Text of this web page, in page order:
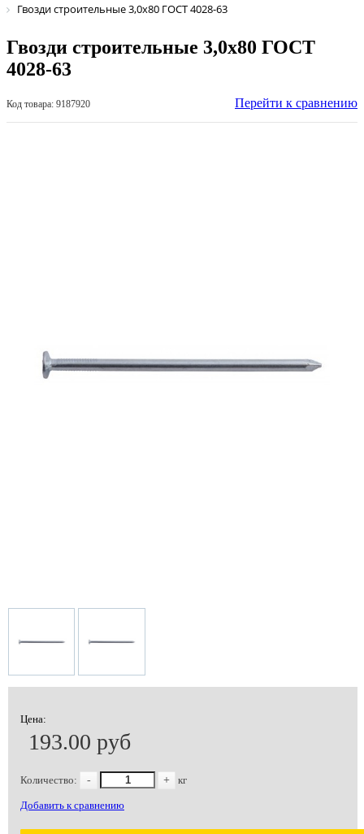
Гвозди строительные 3,0х80 ГОСТ 4028-63
Гвозди строительные 3,0х80 ГОСТ
4028-63
Код товара: 9187920 Перейти к сравнению
Цена:
193.00 руб
Количество: - + кг
Добавить к сравнению